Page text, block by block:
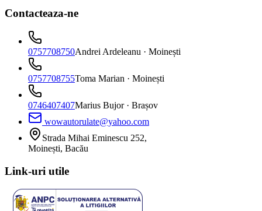
Contacteaza-ne
0757708750Andrei Ardeleanu · Moinești
0757708755Toma Marian · Moinești
0746407407Marius Bujor · Brașov
wowautorulate@yahoo.com
Strada Mihai Eminescu 252,
Moinești, Bacău
Link-uri utile